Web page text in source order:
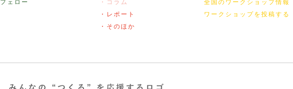
フェロー
・コラム
・レポート
・そのほか
全国のワークショップ情報
ワークショップを投稿する